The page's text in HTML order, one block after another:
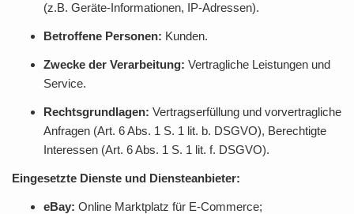
(z.B. Geräte-Informationen, IP-Adressen).
Betroffene Personen: Kunden.
Zwecke der Verarbeitung: Vertragliche Leistungen und
Service.
Rechtsgrundlagen: Vertragserfüllung und vorvertragliche
Anfragen (Art. 6 Abs. 1 S. 1 lit. b. DSGVO), Berechtigte
Interessen (Art. 6 Abs. 1 S. 1 lit. f. DSGVO).
Eingesetzte Dienste und Diensteanbieter:
eBay: Online Marktplatz für E-Commerce;